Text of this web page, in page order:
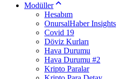
Modüller
Hesabım
OnursalHaber Insights
Covid 19
Döviz Kurları
Hava Durumu
Hava Durumu #2
Kripto Paralar